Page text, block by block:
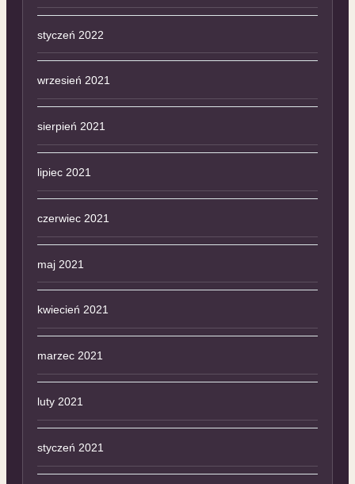
styczeń 2022
wrzesień 2021
sierpień 2021
lipiec 2021
czerwiec 2021
maj 2021
kwiecień 2021
marzec 2021
luty 2021
styczeń 2021